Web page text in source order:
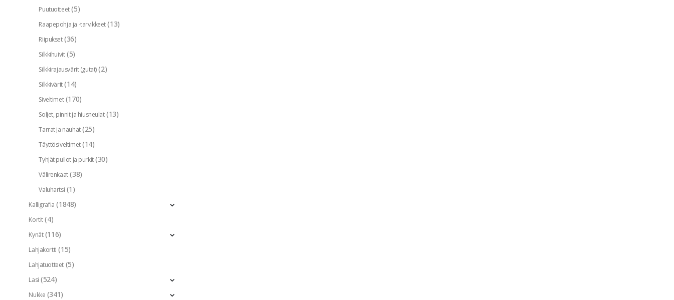
Puutuotteet (5)
Raapepohja ja -tarvikkeet (13)
Riipukset (36)
Silkkihuivit (5)
Silkkirajausvärit (gutat) (2)
Silkkivärit (14)
Siveltimet (170)
Soljet, pinnit ja hiusneulat (13)
Tarrat ja nauhat (25)
Täyttösiveltimet (14)
Tyhjät pullot ja purkit (30)
Välirenkaat (38)
Valuhartsi (1)
Kalligrafia (1848)
Kortit (4)
Kynät (116)
Lahjakortti (15)
Lahjatuotteet (5)
Lasi (524)
Nukke (341)